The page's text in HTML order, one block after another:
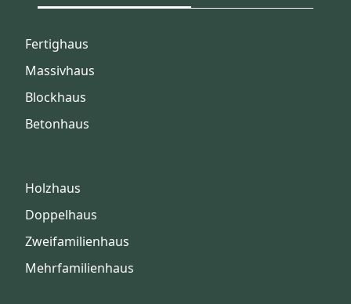
Fertighaus
Massivhaus
Blockhaus
Betonhaus
Holzhaus
Doppelhaus
Zweifamilienhaus
Mehrfamilienhaus